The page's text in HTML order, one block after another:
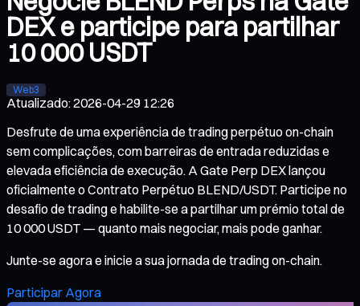
DEX e participe para partilhar
10 000 USDT
Web3
Atualizado:2026-04-29 12:26
Desfrute de uma experiência de trading perpétuo on-chain
sem complicações, com barreiras de entrada reduzidas e
elevada eficiência de execução. A Gate Perp DEX lançou
oficialmente o Contrato Perpétuo BLEND/USDT. Participe no
desafio de trading e habilite-se a partilhar um prémio total de
10 000 USDT — quanto mais negociar, mais pode ganhar.
Junte-se agora e inicie a sua jornada de trading on-chain.
Participar Agora